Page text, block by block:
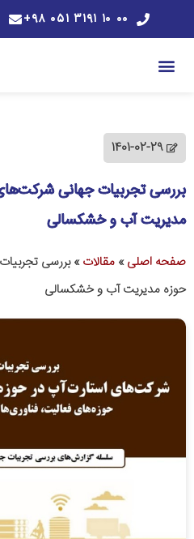
۰۰ ۱۰ ۳۱۹۱ ۰۵۱ ۹۸+
1401-02-29
بررسی تجربیات جهانی
مدیریت آب و خشکسالی
صفحه اصلی» مقالات»بررسی
حوزه مدیریت آب و خشکسالی